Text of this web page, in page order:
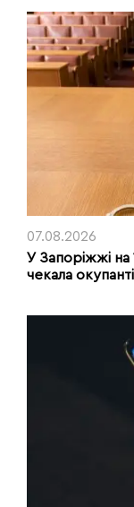
07.08.2026
У Запоріжжі на
чекала